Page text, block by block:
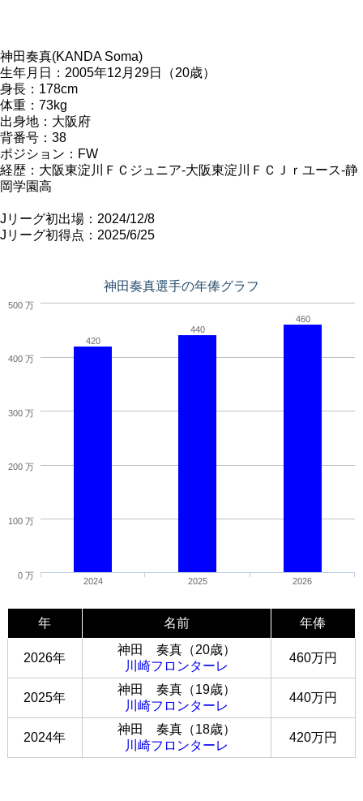
神田奏真(KANDA Soma)
生年月日：2005年12月29日（20歳）
身長：178cm
体重：73kg
出身地：大阪府
背番号：38
ポジション：FW
経歴：大阪東淀川ＦＣジュニア-大阪東淀川ＦＣＪｒユース-静
岡学園高
Jリーグ初出場：2024/12/8
Jリーグ初得点：2025/6/25
神田奏真選手の年俸グラフ
420
440
460
2024 2025 2026
0 万
100 万
200 万
300 万
400 万
500 万
年 名前 年俸
2026年
神田 奏真（20歳）
川崎フロンターレ
460万円
2025年
神田 奏真（19歳）
川崎フロンターレ
440万円
2024年
神田 奏真（18歳）
川崎フロンターレ
420万円